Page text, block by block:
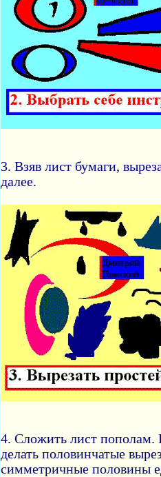
3. Взяв лист бумаги,
далее.
4. Сложить лист пополам.
делать половинчатые
симметричные половины